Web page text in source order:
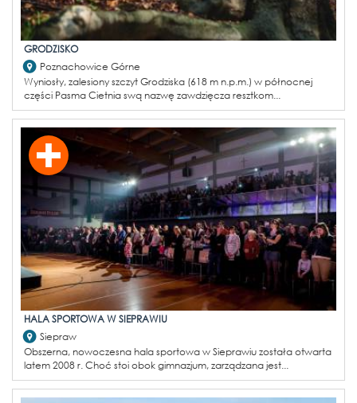
GRODZISKO
Poznachowice Górne
Wyniosły, zalesiony szczyt Grodziska (618 m n.p.m.) w północnej
części Pasma Cietnia swą nazwę zawdzięcza resztkom...
HALA SPORTOWA W SIEPRAWIU
Siepraw
Obszerna, nowoczesna hala sportowa w Sieprawiu została otwarta
latem 2008 r. Choć stoi obok gimnazjum, zarządzana jest...